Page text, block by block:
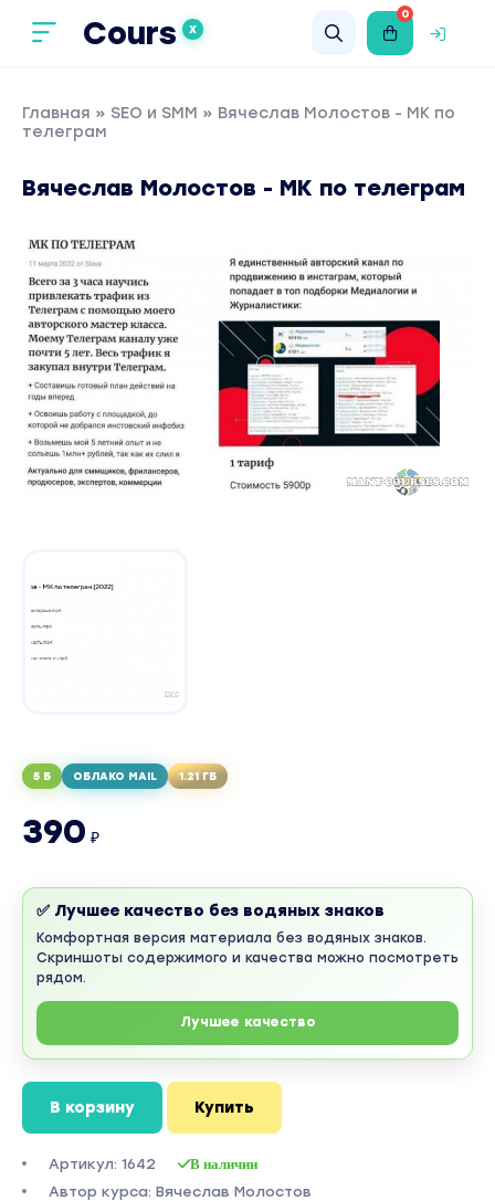
Cours X
0
Главная » SEO и SMM » Вячеслав Молостов - МК по
телеграм
Вячеслав Молостов - МК по телеграм
5 Б ОБЛАКО MAIL 1.21 ГБ
390 ₽
✅ Лучшее качество без водяных знаков
Комфортная версия материала без водяных знаков.
Скриншоты содержимого и качества можно посмотреть
рядом.
Лучшее качество
В корзину Купить
Артикул: 1642 В наличии
Автор курса: Вячеслав Молостов